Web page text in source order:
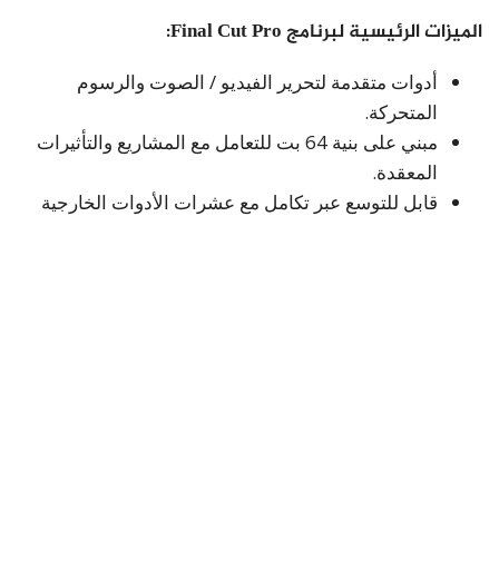
الميزات الرئيسية لبرنامج Final Cut Pro:
أدوات متقدمة لتحرير الفيديو / الصوت والرسوم
المتحركة.
مبني على بنية 64 بت للتعامل مع المشاريع والتأثيرات
المعقدة.
قابل للتوسع عبر تكامل مع عشرات الأدوات الخارجية